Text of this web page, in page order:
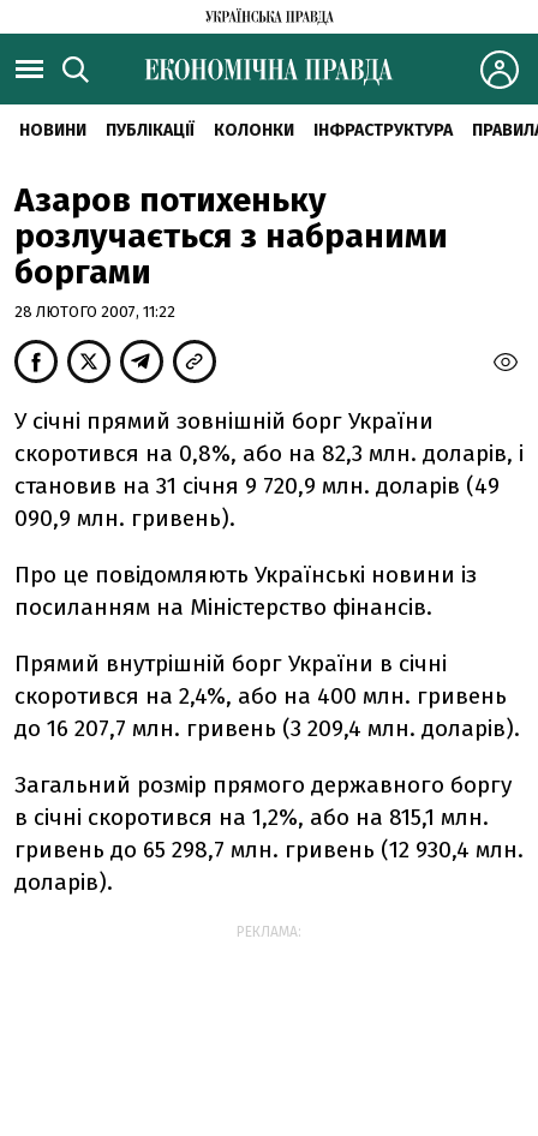
НОВИНИ ПУБЛІКАЦІЇ КОЛОНКИ ІНФРАСТРУКТУРА
Азаров потихеньку
розлучається з набраними
боргами
28 ЛЮТОГО 2007, 11:22
У січні прямий зовнішній борг України
скоротився на 0,8%, або на 82,3 млн. доларів, і
становив на 31 січня 9 720,9 млн. доларів (49
090,9 млн. гривень).
Про це повідомляють Українські новини із
посиланням на Міністерство фінансів.
Прямий внутрішній борг України в січні
скоротився на 2,4%, або на 400 млн. гривень
до 16 207,7 млн. гривень (3 209,4 млн. доларів).
Загальний розмір прямого державного боргу
в січні скоротився на 1,2%, або на 815,1 млн.
гривень до 65 298,7 млн. гривень (12 930,4 млн.
доларів).
РЕКЛАМА: